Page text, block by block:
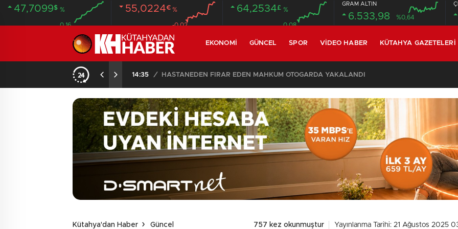
47,7099$ %
0.16
55,0224€ %
-0.02
64,2534£ %
0.08
GRAM ALTIN
6.533,98 %0,64
EKONOMI GÜNCEL SPOR VIDEO HABER KÜTAHYA GAZETELERI
20:58 /
Kütahya'dan Haber Güncel 757 kez okunmuştur Yayınlanma Tarihi: 21 Ağustos 2025